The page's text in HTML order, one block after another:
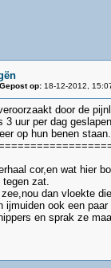
op: 18-12-2012,
door de
3 uur per dag
op hun benen staan.
cor,en wat hier
tegen zat.
dan vloekte
ijmuiden ook een
en sprak ze